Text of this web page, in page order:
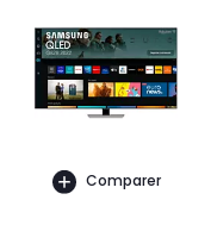
Comparer